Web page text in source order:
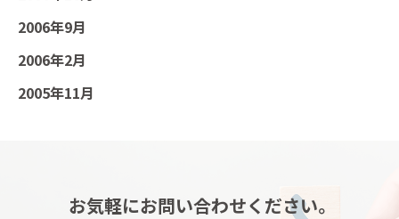
2006年9月
2006年2月
2005年11月
お気軽にお問い合わせください。